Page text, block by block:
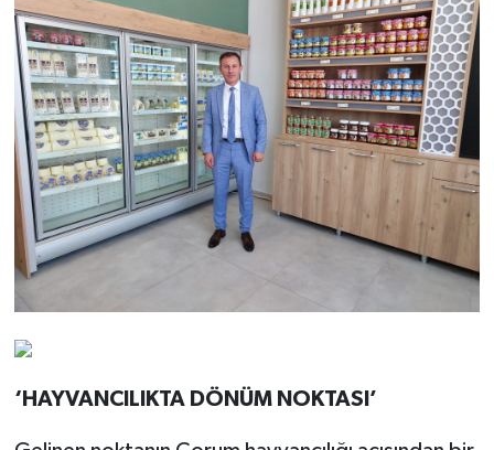
‘HAYVANCILIKTA DÖNÜM NOKTASI’